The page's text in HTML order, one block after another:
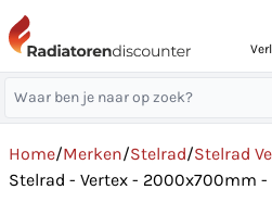
Home/Merken/Stelrad/Stelrad
Stelrad - Vertex - 2000x700mm